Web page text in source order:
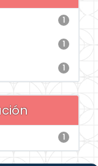
1
1
1
1